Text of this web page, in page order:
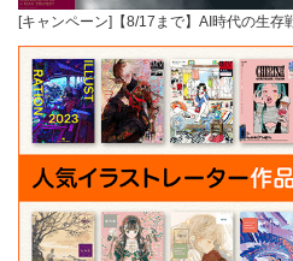
[キャンペーン]【8/17まで】AI時代の生